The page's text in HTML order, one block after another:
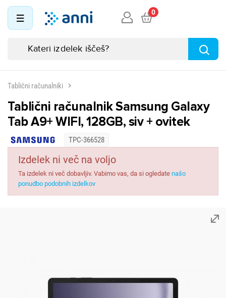
0
Tablični računalniki
Tablični računalnik Samsung Galaxy
Tab A9+ WIFI, 128GB, siv + ovitek
TPC-366528
Izdelek ni več na voljo
Ta izdelek ni več dobavljiv. Vabimo vas, da si ogledate našo
ponudbo podobnih izdelkov